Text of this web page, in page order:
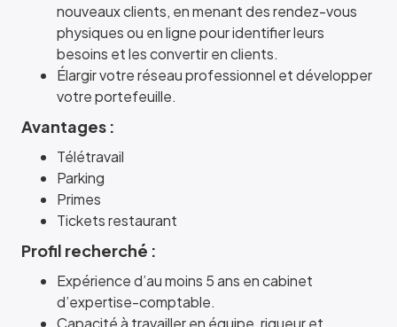
nouveaux clients, en menant des rendez-vous
physiques ou en ligne pour identifier leurs
besoins et les convertir en clients.
Élargir votre réseau professionnel et développer
votre portefeuille.
Avantages :
Télétravail
Parking
Primes
Tickets restaurant
Profil recherché :
Expérience d’au moins 5 ans en cabinet
d’expertise-comptable.
Capacité à travailler en équipe, rigueur et